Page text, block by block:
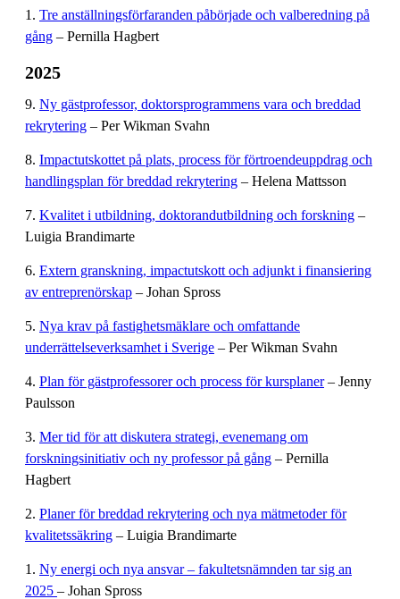
1. Tre anställningsförfaranden påbörjade och valberedning på
gång – Pernilla Hagbert
2025
9. Ny gästprofessor, doktorsprogrammens vara och breddad
rekrytering – Per Wikman Svahn
8. Impactutskottet på plats, process för förtroendeuppdrag och
handlingsplan för breddad rekrytering – Helena Mattsson
7. Kvalitet i utbildning, doktorandutbildning och forskning –
Luigia Brandimarte
6. Extern granskning, impactutskott och adjunkt i finansiering
av entreprenörskap – Johan Spross
5. Nya krav på fastighetsmäklare och omfattande
underrättelseverksamhet i Sverige – Per Wikman Svahn
4. Plan för gästprofessorer och process för kursplaner– Jenny
Paulsson
3. Mer tid för att diskutera strategi, evenemang om
forskningsinitiativ och ny professor på gång – Pernilla
Hagbert
2. Planer för breddad rekrytering och nya mätmetoder för
kvalitetssäkring – Luigia Brandimarte
1. Ny energi och nya ansvar – fakultetsnämnden tar sig an
2025 – Johan Spross